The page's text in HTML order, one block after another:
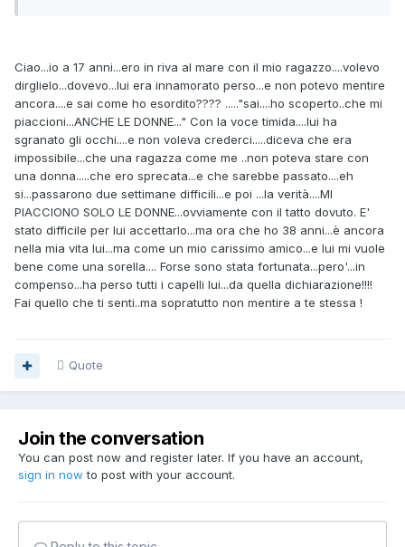
Ciao...io a 17 anni...ero in riva al mare con il mio ragazzo....volevo
dirglielo...dovevo...lui era innamorato perso...e non potevo mentire
ancora....e sai come ho esordito???? ....."sai....ho scoperto..che mi
piaccioni...ANCHE LE DONNE..." Con la voce timida....lui ha
sgranato gli occhi....e non voleva crederci.....diceva che era
impossibile...che una ragazza come me ..non poteva stare con
una donna.....che ero sprecata...e che sarebbe passato....eh
si...passarono due settimane difficili...e poi ...la verità....MI
PIACCIONO SOLO LE DONNE...ovviamente con il tatto dovuto. E'
stato difficile per lui accettarlo...ma ora che ho 38 anni...è ancora
nella mia vita lui...ma come un mio carissimo amico...e lui mi vuole
bene come una sorella.... Forse sono stata fortunata...pero'...in
compenso...ha perso tutti i capelli lui...da quella dichiarazione!!!!
Fai quello che ti senti..ma sopratutto non mentire a te stessa !
Quote
Join the conversation
You can post now and register later. If you have an account,
sign in now to post with your account.